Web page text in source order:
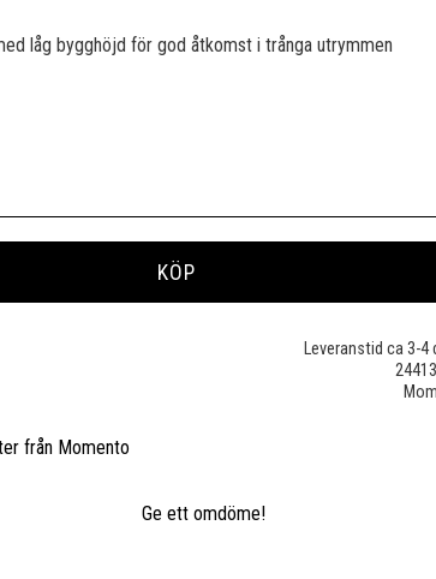
låg bygghöjd för god åtkomst i trånga utrymmen
KÖP
Leveranstid ca 3-4
från Momento
Ge ett omdöme!